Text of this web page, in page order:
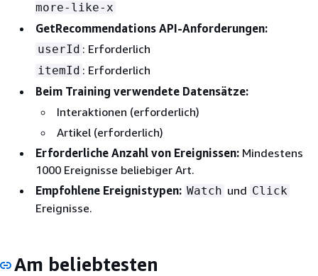
more-like-x
GetRecommendations API-Anforderungen:
userId : Erforderlich
itemId : Erforderlich
Beim Training verwendete Datensätze:
Interaktionen (erforderlich)
Artikel (erforderlich)
Erforderliche Anzahl von Ereignissen: Mindestens
1000 Ereignisse beliebiger Art.
Empfohlene Ereignistypen: Watch und Click
Ereignisse.
Am beliebtesten